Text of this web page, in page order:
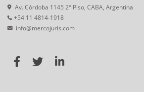
Av. Córdoba 1145 2° Piso, CABA, Argentina
+54 11 4814-1918
info@mercojuris.com